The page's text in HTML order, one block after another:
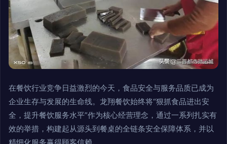
在餐饮行业竞争日益激烈的今天，食品安全与服务品质已成为
企业生存与发展的生命线。龙翔餐饮始终将“狠抓食品进出安
全，提升餐饮服务水平”作为核心经营理念，通过一系列扎实有
效的举措，构建起从源头到餐桌的全链条安全保障体系，并以
精细化服务赢得顾客信赖。